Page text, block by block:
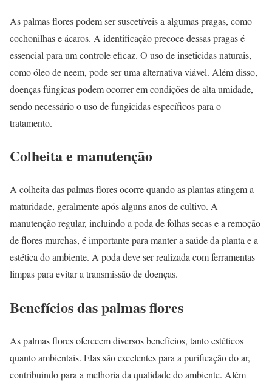
As palmas flores podem ser suscetíveis a algumas pragas, como
cochonilhas e ácaros. A identificação precoce dessas pragas é
essencial para um controle eficaz. O uso de inseticidas naturais,
como óleo de neem, pode ser uma alternativa viável. Além disso,
doenças fúngicas podem ocorrer em condições de alta umidade,
sendo necessário o uso de fungicidas específicos para o
tratamento.
Colheita e manutenção
A colheita das palmas flores ocorre quando as plantas atingem a
maturidade, geralmente após alguns anos de cultivo. A
manutenção regular, incluindo a poda de folhas secas e a remoção
de flores murchas, é importante para manter a saúde da planta e a
estética do ambiente. A poda deve ser realizada com ferramentas
limpas para evitar a transmissão de doenças.
Benefícios das palmas flores
As palmas flores oferecem diversos benefícios, tanto estéticos
quanto ambientais. Elas são excelentes para a purificação do ar,
contribuindo para a melhoria da qualidade do ambiente. Além